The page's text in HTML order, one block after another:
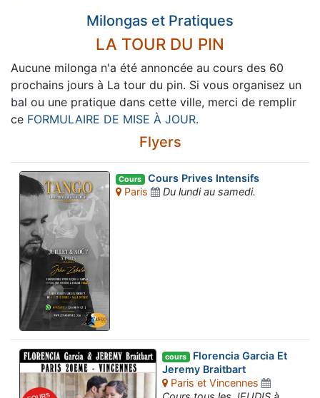
Milongas et Pratiques
LA TOUR DU PIN
Aucune milonga n'a été annoncée au cours des 60
prochains jours à La tour du pin. Si vous organisez un
bal ou une pratique dans cette ville, merci de remplir
ce FORMULAIRE DE MISE À JOUR.
Flyers
Cours Cours Prives Intensifs
Paris
Du lundi au samedi.
cours Florencia Garcia Et
Jeremy Braitbart
Paris et Vincennes